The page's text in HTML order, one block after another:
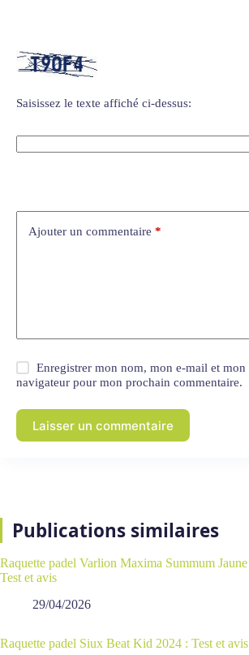
Saisissez le texte affiché ci-dessus:
Ajouter un commentaire *
Enregistrer mon nom, mon e-mail et mon
navigateur pour mon prochain commentaire.
Laisser un commentaire
Publications similaires
Raquette padel Varlion Maxima Summum
Test et avis
29/04/2026
Raquette padel Siux Beat Kid 2024 : Test et avis